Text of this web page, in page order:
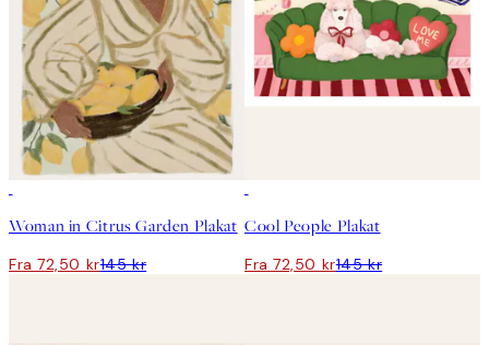
Woman in Citrus Garden Plakat
Fra 72,50 kr145 kr
Cool People Plakat
Fra 72,50 kr145 kr